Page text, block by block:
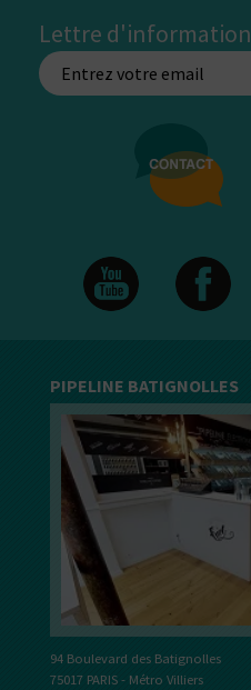
Lettre d'information
PIPELINE BATIGNOLLES
94 Boulevard des Batignolles
75017 PARIS - Métro Villiers